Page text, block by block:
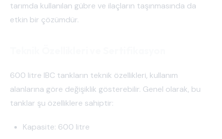
tarımda kullanılan gübre ve ilaçların taşınmasında da
etkin bir çözümdür.
600 litre IBC tankların teknik özellikleri, kullanım
alanlarına göre değişiklik gösterebilir. Genel olarak, bu
tanklar şu özelliklere sahiptir:
Kapasite: 600 litre